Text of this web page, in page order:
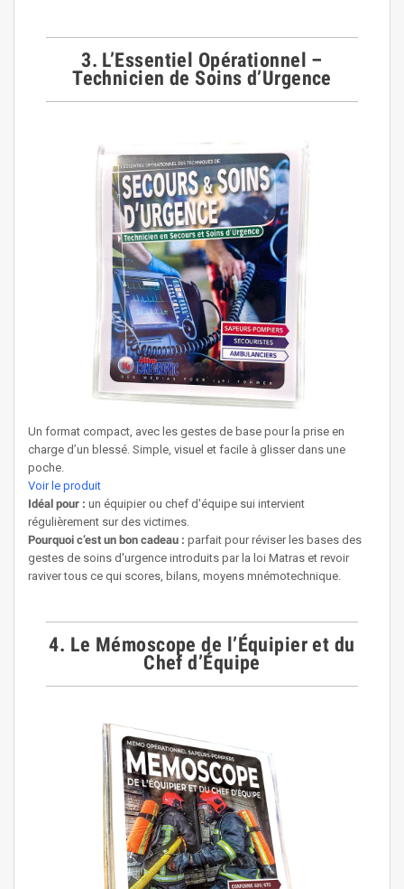
3. L’Essentiel Opérationnel –
Technicien de Soins d’Urgence
Un format compact, avec les gestes de base pour la prise en
charge d’un blessé. Simple, visuel et facile à glisser dans une
poche.
Voir le produit
Idéal pour : un équipier ou chef d'équipe sui intervient
régulièrement sur des victimes.
Pourquoi c’est un bon cadeau : parfait pour réviser les bases des
gestes de soins d'urgence introduits par la loi Matras et revoir
raviver tous ce qui scores, bilans, moyens mnémotechnique.
4. Le Mémoscope de l’Équipier et du
Chef d’Équipe